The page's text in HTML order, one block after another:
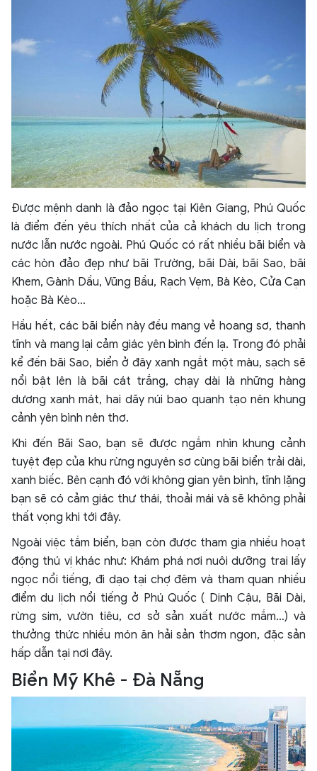
Được mệnh danh là đảo ngọc tại Kiên Giang, Phú Quốc
là điểm đến yêu thích nhất của cả khách du lịch trong
nước lẫn nước ngoài. Phú Quốc có rất nhiều bãi biển và
các hòn đảo đẹp như bãi Trường, bãi Dài, bãi Sao, bãi
Khem, Gành Dầu, Vũng Bầu, Rạch Vẹm, Bà Kèo, Cửa Cạn
hoặc Bà Kèo…
Hầu hết, các bãi biển này đều mang vẻ hoang sơ, thanh
tĩnh và mang lại cảm giác yên bình đến lạ. Trong đó phải
kể đến bãi Sao, biển ở đây xanh ngắt một màu, sạch sẽ
nổi bật lên là bãi cát trắng, chạy dài là những hàng
dương xanh mát, hai dãy núi bao quanh tạo nên khung
cảnh yên bình nên thơ.
Khi đến Bãi Sao, bạn sẽ được ngắm nhìn khung cảnh
tuyệt đẹp của khu rừng nguyên sơ cùng bãi biển trải dài,
xanh biếc. Bên cạnh đó với không gian yên bình, tĩnh lặng
bạn sẽ có cảm giác thư thái, thoải mái và sẽ không phải
thất vọng khi tới đây.
Ngoài việc tắm biển, bạn còn được tham gia nhiều hoạt
động thú vị khác như: Khám phá nơi nuôi dưỡng trai lấy
ngọc nổi tiếng, đi dạo tại chợ đêm và tham quan nhiều
điểm du lịch nổi tiếng ở Phú Quốc ( Dinh Cậu, Bãi Dài,
rừng sim, vườn tiêu, cơ sở sản xuất nước mắm…) và
thưởng thức nhiều món ăn hải sản thơm ngon, đặc sản
hấp dẫn tại nơi đây.
Biển Mỹ Khê - Đà Nẵng